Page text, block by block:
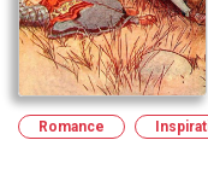
Romance